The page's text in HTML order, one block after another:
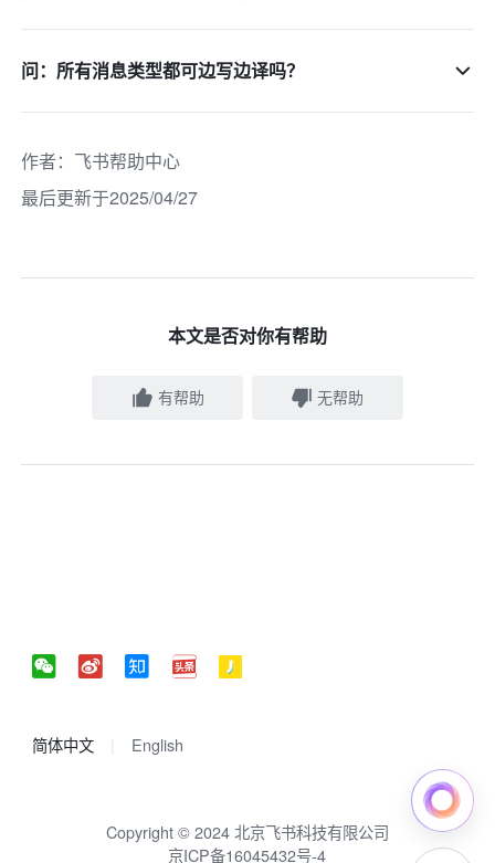
问：所有消息类型都可边写边译吗？
作者： 飞书帮助中心
最后更新于2025/04/27
本文是否对你有帮助
有帮助 无帮助
简体中文 English
Copyright © 2024 北京飞书科技有限公司
京ICP备16045432号-4